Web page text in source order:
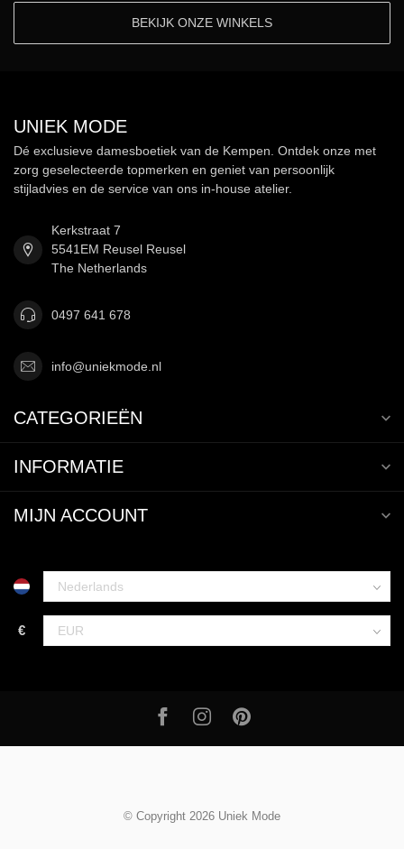
BEKIJK ONZE WINKELS
UNIEK MODE
Dé exclusieve damesboetiek van de Kempen. Ontdek onze met
zorg geselecteerde topmerken en geniet van persoonlijk
stijladvies en de service van ons in-house atelier.
Kerkstraat 7
5541EM Reusel Reusel
The Netherlands
0497 641 678
info@uniekmode.nl
CATEGORIEËN
INFORMATIE
MIJN ACCOUNT
€
© Copyright 2026 Uniek Mode